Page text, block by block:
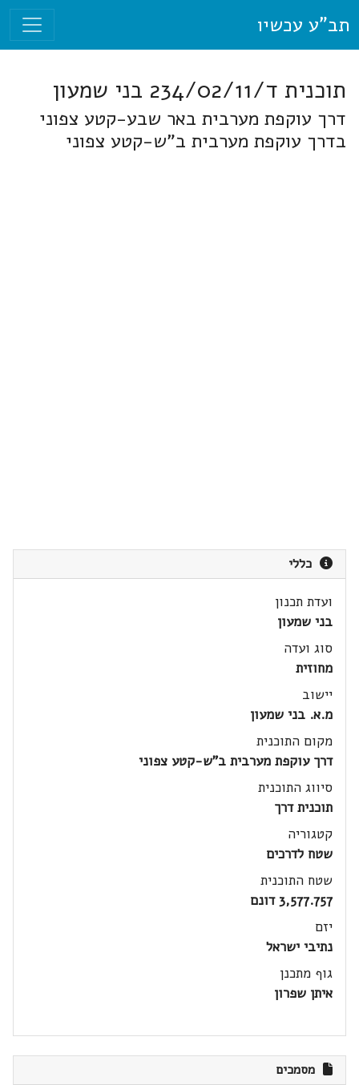
תב"ע עכשיו
תוכנית ד/234/02/11 בני שמעון
דרך עוקפת מערבית באר שבע-קטע צפוני
בדרך עוקפת מערבית ב"ש-קטע צפוני
כללי
ועדת תכנון
בני שמעון
סוג ועדה
מחוזית
יישוב
מ.א. בני שמעון
מקום התוכנית
דרך עוקפת מערבית ב"ש-קטע צפוני
סיווג התוכנית
תוכנית דרך
קטגוריה
שטח לדרכים
שטח התוכנית
3,577.757 דונם
יזם
נתיבי ישראל
גוף מתכנן
איתן שפרון
מסמכים